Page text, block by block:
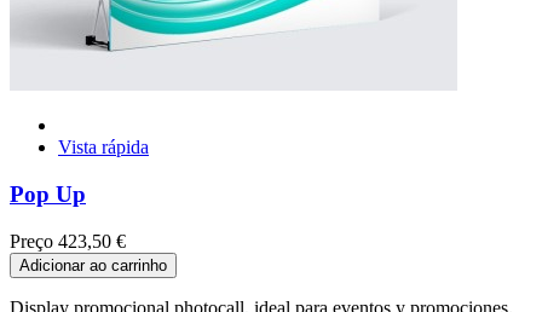
Vista rápida
Pop Up
Preço 423,50 €
Adicionar ao carrinho
Display promocional photocall, ideal para eventos y promociones.